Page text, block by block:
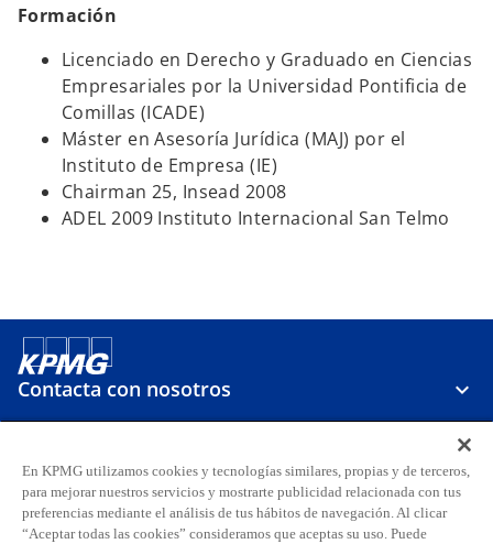
Formación
Licenciado en Derecho y Graduado en Ciencias
Empresariales por la Universidad Pontificia de
Comillas (ICADE)
Máster en Asesoría Jurídica (MAJ) por el
Instituto de Empresa (IE)
Chairman 25, Insead 2008
ADEL 2009 Instituto Internacional San Telmo
Contacta con nosotros
Sobre KPMG
Carreras
En KPMG utilizamos cookies y tecnologías similares, propias y de terceros,
para mejorar nuestros servicios y mostrarte publicidad relacionada con tus
preferencias mediante el análisis de tus hábitos de navegación. Al clicar
“Aceptar todas las cookies” consideramos que aceptas su uso. Puede